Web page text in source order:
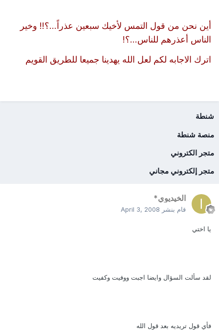
أين نحن من قول التمس لأخيك سبعين عذراً...؟!! وخير
الناس أعذرهم للناس...؟!
اترك الاجابه لكم لعل الله يهدينا جميعا للطريق القويم
شنطة
منصة شنطة
متجر الكتروني
متجر إلكتروني مجاني
الخيديوي*
قام بنشر April 3, 2008
يا اختي
لقد سألت السؤال وايضا اجبت ووفيت وكفيت
فأي قول تريديه بعد قول الله